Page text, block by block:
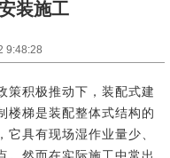
装施工
9:48:28
策积极推动下，装配式建
楼梯是装配整体式结构的
具有现场湿作业量少、